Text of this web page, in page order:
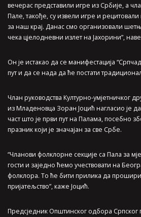
вечерас представили игре из Србије, а
Пале, такође, су извели игре и
за наш крај. Данас смо организовали
чека цјелодневни излет на Јахорини”,
Он је истакао да се манифестација
пут и да се нада да ће постати
Члан руководства Културно-умјетничког
из Младеновца Зоран Јоцић нагласио је
част што је први пут на Палама, посебно
празник који је значајан за све Србе.
“Чланови фолклорне секције са Пала за
гости и заједно ћемо учествовати на
фолклора. То ће бити прилика да
пријатељство”, каже Јоцић.
Предсједник Општинског одбора Српског